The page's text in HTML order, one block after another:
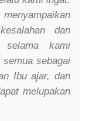
dan
selama kami
sebagai
Ibu ajar, dan
melupakan